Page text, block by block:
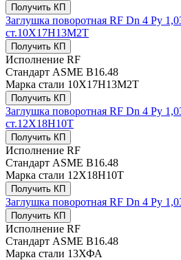
Получить КП
Заглушка поворотная RF Dn 4 Ру
ст.10Х17Н13М2Т
Получить КП
Исполнение RF
Стандарт ASME В16.48
Марка стали 10Х17Н13М2Т
Получить КП
Заглушка поворотная RF Dn 4 Ру
ст.12Х18Н10Т
Получить КП
Исполнение RF
Стандарт ASME В16.48
Марка стали 12Х18Н10Т
Получить КП
Заглушка поворотная RF Dn 4 Ру
Получить КП
Исполнение RF
Стандарт ASME В16.48
Марка стали 13ХФА